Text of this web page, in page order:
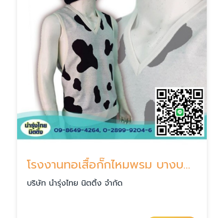
โรงงานทอเสื้อกั๊กไหมพรม บางบอน
บริษัท นำรุ่งไทย นิตติ้ง จำกัด